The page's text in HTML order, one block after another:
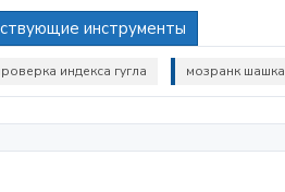
инструменты
индекса гугла мозранк шашка